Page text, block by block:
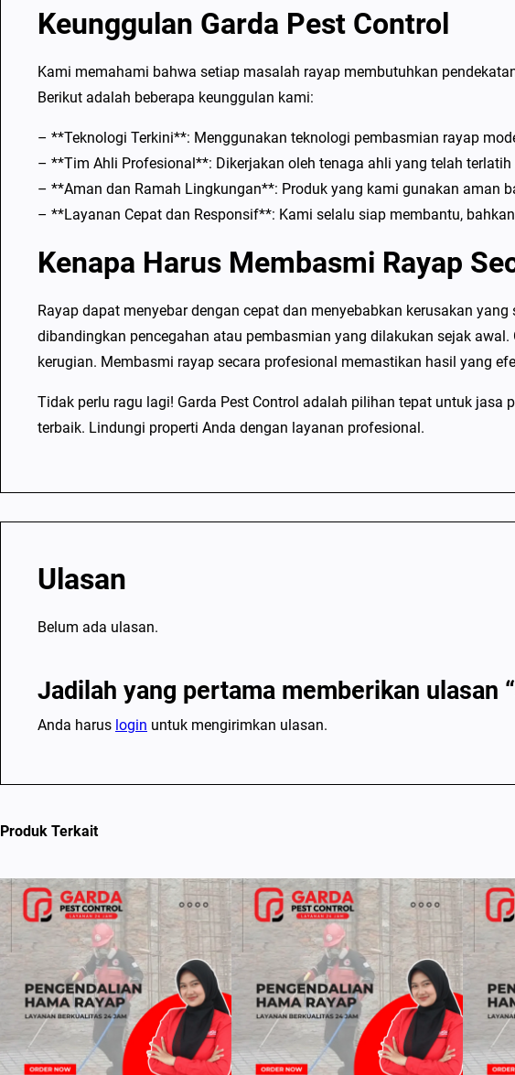
Keunggulan Garda Pest Control
Kami memahami bahwa setiap masalah rayap membutuhkan
Berikut adalah beberapa keunggulan kami:
– **Teknologi Terkini**: Menggunakan teknologi pembasmian rayap
– **Tim Ahli Profesional**: Dikerjakan oleh tenaga ahli yang telah
– **Aman dan Ramah Lingkungan**: Produk yang kami gunakan aman
– **Layanan Cepat dan Responsif**: Kami selalu siap membantu,
Kenapa Harus Membasmi Rayap
Rayap dapat menyebar dengan cepat dan menyebabkan kerusakan
dibandingkan pencegahan atau pembasmian yang dilakukan sejak
kerugian. Membasmi rayap secara profesional memastikan hasil yang
Tidak perlu ragu lagi! Garda Pest Control adalah pilihan tepat untuk
terbaik. Lindungi properti Anda dengan layanan profesional.
Ulasan
Belum ada ulasan.
Jadilah yang pertama memberikan ulasan
Anda harus login untuk mengirimkan ulasan.
Produk Terkait